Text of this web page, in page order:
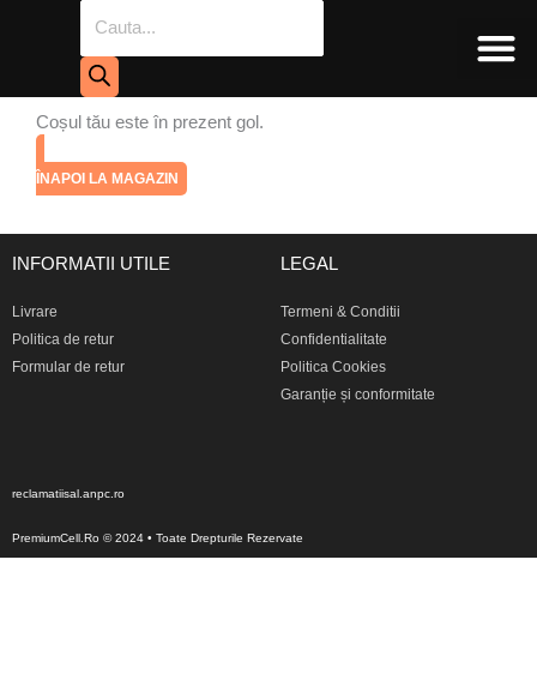
search
Coșul tău este în prezent gol.
ÎNAPOI LA MAGAZIN
INFORMATII UTILE
Livrare
Politica de retur
Formular de retur
LEGAL
Termeni & Conditii
Confidentialitate
Politica Cookies
Garanție și conformitate
reclamatiisal.anpc.ro
PremiumCell.Ro © 2024 • Toate Drepturile Rezervate